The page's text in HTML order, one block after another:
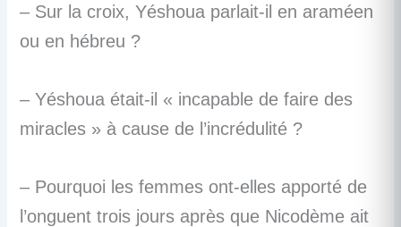
– Sur la croix, Yéshoua parlait-il en araméen
ou en hébreu ?
– Yéshoua était-il « incapable de faire des
miracles » à cause de l’incrédulité ?
– Pourquoi les femmes ont-elles apporté de
l’onguent trois jours après que Nicodème ait